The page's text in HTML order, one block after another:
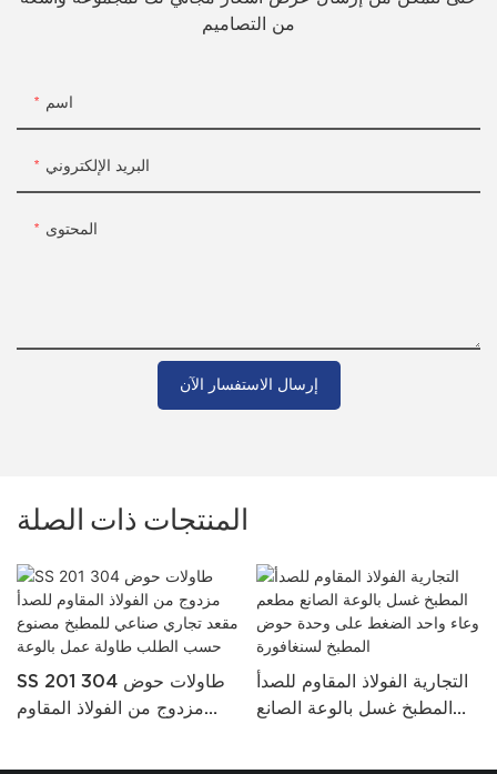
من التصاميم
اسم
البريد الإلكتروني
المحتوى
إرسال الاستفسار الآن
المنتجات ذات الصلة
SS 201 304 طاولات حوض
مزدوج من الفولاذ المقاوم
التجارية الفولاذ المقاوم للصدأ
المطبخ غسل بالوعة الصانع